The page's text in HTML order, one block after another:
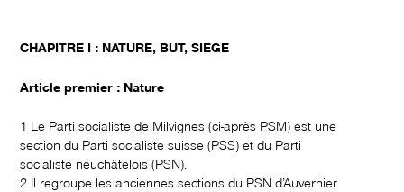
CHAPITRE I : NATURE, BUT, SIEGE
Article premier : Nature
1 Le Parti socialiste de Milvignes (ci-après PSM) est une
section du Parti socialiste suisse (PSS) et du Parti
socialiste neuchâtelois (PSN).
2 Il regroupe les anciennes sections du PSN d’Auvernier